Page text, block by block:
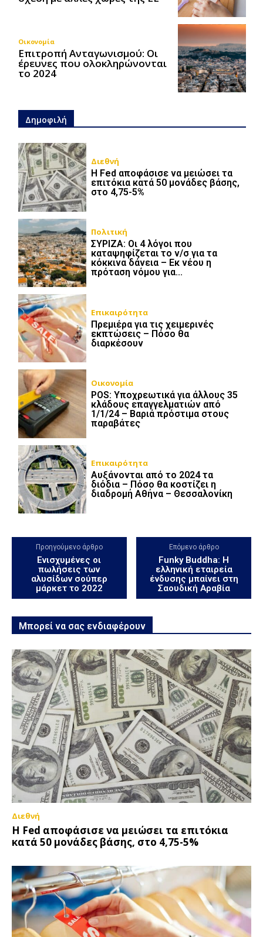
Οικονομία
Επιτροπή Ανταγωνισμού: Οι
έρευνες που ολοκληρώνονται
το 2024
Δημοφιλή
Διεθνή
Η Fed αποφάσισε να μειώσει τα
επιτόκια κατά 50 μονάδες βάσης,
στο 4,75-5%
Πολιτική
ΣΥΡΙΖΑ: Οι 4 λόγοι που
καταψηφίζεται το ν/σ για τα
κόκκινα δάνεια – Εκ νέου η
πρόταση νόμου για...
Επικαιρότητα
Πρεμιέρα για τις χειμερινές
εκπτώσεις – Πόσο θα
διαρκέσουν
Οικονομία
POS: Υποχρεωτικά για άλλους 35
κλάδους επαγγελματιών από
1/1/24 – Βαριά πρόστιμα στους
παραβάτες
Επικαιρότητα
Αυξάνονται από το 2024 τα
διόδια – Πόσο θα κοστίζει η
διαδρομή Αθήνα – Θεσσαλονίκη
Προηγούμενο άρθρο
Ενισχυμένες οι
πωλήσεις των
αλυσίδων σούπερ
μάρκετ το 2022
Επόμενο άρθρο
Funky Buddha: Η
ελληνική εταιρεία
ένδυσης μπαίνει στη
Σαουδική Αραβία
Μπορεί να σας ενδιαφέρουν
Διεθνή
Η Fed αποφάσισε να μειώσει τα επιτόκια
κατά 50 μονάδες βάσης, στο 4,75-5%